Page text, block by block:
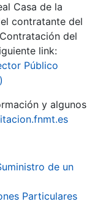
Casa de la
contratante del
del
link:
Público
y algunos
de un
Particulares